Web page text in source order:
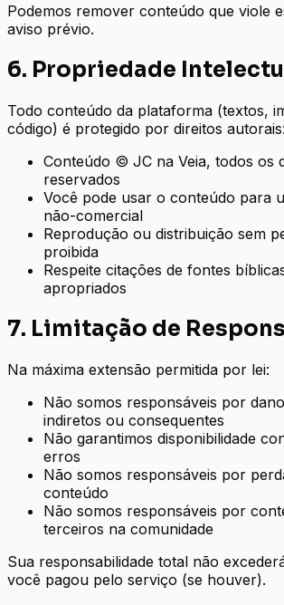
Podemos remover conteúdo que viole
aviso prévio.
6. Propriedade
Todo conteúdo da plataforma (textos,
código) é protegido por direitos autorais:
Conteúdo © JC na Veia, todos os
reservados
Você pode usar o conteúdo para
não-comercial
Reprodução ou distribuição sem
proibida
Respeite citações de fontes
apropriados
7. Limitação de
Na máxima extensão permitida por lei:
Não somos responsáveis por
indiretos ou consequentes
Não garantimos disponibilidade
erros
Não somos responsáveis por
conteúdo
Não somos responsáveis por
terceiros na comunidade
Sua responsabilidade total não
você pagou pelo serviço (se houver).